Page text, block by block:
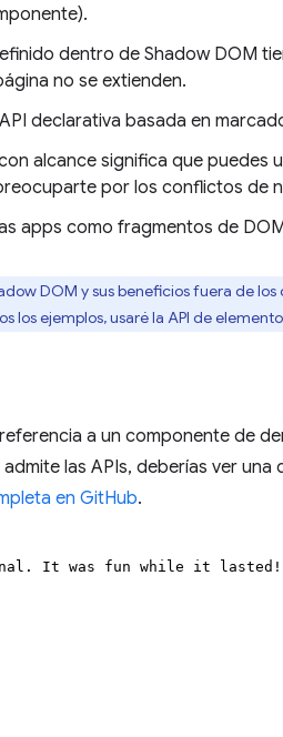
dentro de Shadow DOM
no se extienden.
declarativa basada en
alcance significa que puedes
por los conflictos de
apps como fragmentos de
DOM y sus beneficios fuera de
los ejemplos, usaré la API de
a un componente de
las APIs, deberías ver
en GitHub.